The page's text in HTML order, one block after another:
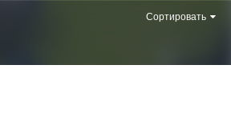
Сортировать